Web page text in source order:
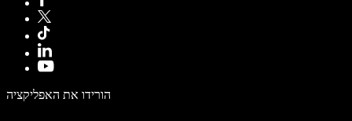
הורידו את האפליקציה